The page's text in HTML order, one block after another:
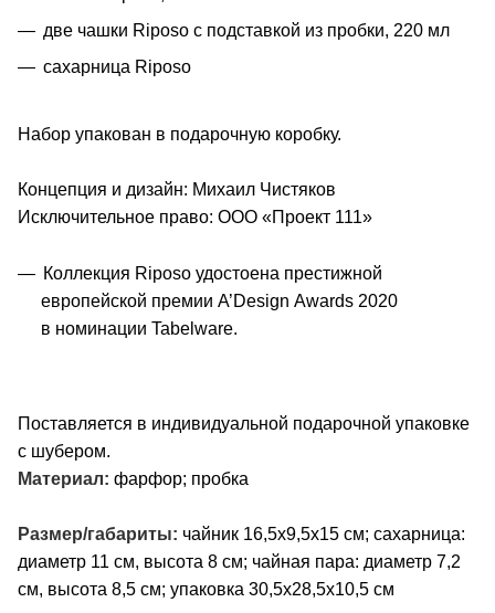
две чашки Riposo с подставкой из пробки, 220 мл
сахарница Riposo
Набор упакован в подарочную коробку.
Концепция и дизайн: Михаил Чистяков
Исключительное право: ООО «Проект 111»
Коллекция Riposo удостоена престижной
европейской премии A’Design Awards 2020
в номинации Tabelware.
Поставляется в индивидуальной подарочной упаковке
с шубером.
Материал: фарфор; пробка
Размер/габариты: чайник 16,5х9,5х15 см; сахарница:
диаметр 11 см, высота 8 см; чайная пара: диаметр 7,2
см, высота 8,5 см; упаковка 30,5x28,5x10,5 см